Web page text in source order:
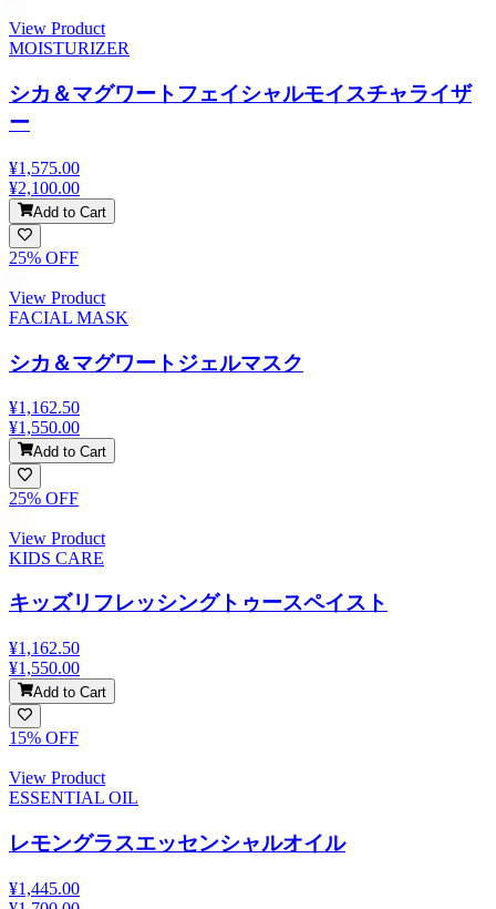
View Product
MOISTURIZER
シカ＆マグワートフェイシャルモイスチャライザ
ー
¥1,575.00
¥2,100.00
Add to Cart
25% OFF
View Product
FACIAL MASK
シカ＆マグワートジェルマスク
¥1,162.50
¥1,550.00
Add to Cart
25% OFF
View Product
KIDS CARE
キッズリフレッシングトゥースペイスト
¥1,162.50
¥1,550.00
Add to Cart
15% OFF
View Product
ESSENTIAL OIL
レモングラスエッセンシャルオイル
¥1,445.00